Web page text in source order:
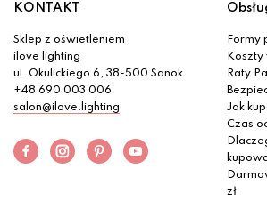
KONTAKT
Sklep z oświetleniem
ilove lighting
ul. Okulickiego 6, 38-500 Sanok
+48 690 003 006
salon@ilove.lighting
Formy
Koszty
Raty
Jak
Czas
zł